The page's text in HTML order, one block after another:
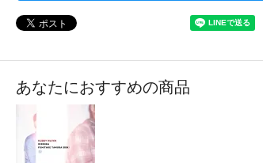
あなたにおすすめの商品